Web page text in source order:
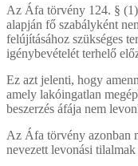
Az Áfa törvény 124. §
alapján fő szabályként
felújításához szükséges
igénybevételét terhelő
Ez azt jelenti, hogy
amely lakóingatlan
beszerzés áfája nem
Az Áfa törvény azonban
nevezett levonási